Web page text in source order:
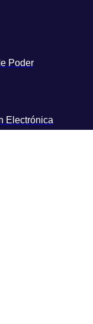
Poder
Electrónica